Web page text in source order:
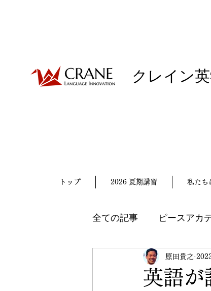
クレイン
トップ 2026 夏期講習 私たち
全ての記事 ピースアカ
受験英語 英検
英語が
原田貴之